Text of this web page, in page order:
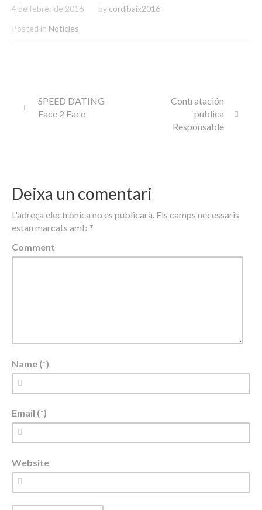
4 de febrer de 2016 by cordibaix2016
Posted in Notícies
SPEED DATING
Face 2 Face
Contratación
publica
Responsable
Deixa un comentari
L'adreça electrònica no es publicarà. Els camps necessaris
estan marcats amb *
Comment
Name (*)
Email (*)
Website